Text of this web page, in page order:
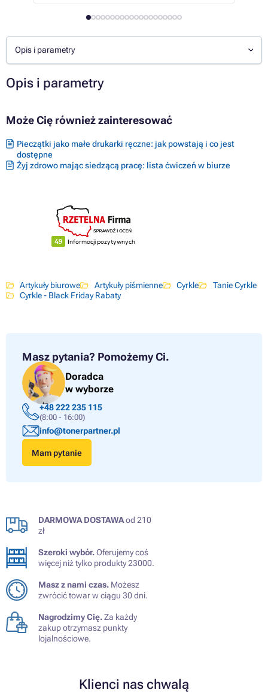
Opis i parametry
Opis i parametry
Może Cię również zainteresować
Pieczątki jako małe drukarki ręczne: jak powstają i co jest
dostępne
Żyj zdrowo mając siedzącą pracę: lista ćwiczeń w biurze
Artykuły biurowe Artykuły piśmienne Cyrkle
Tanie Cyrkle
Cyrkle - Black Friday Rabaty
Masz pytania? Pomożemy Ci.
Doradca
w wyborze
+48 222 235 115
(8:00 - 16:00)
info@tonerpartner.pl
Mam pytanie
DARMOWA DOSTAWAod 210
zł
Szeroki wybór.Oferujemy coś
więcej niż tylko produkty 23000.
Masz z nami czas. Możesz
zwrócić towar w ciągu 30 dni.
Nagrodzimy Cię.Za każdy
zakup otrzymasz punkty
lojalnościowe.
Klienci nas chwalą